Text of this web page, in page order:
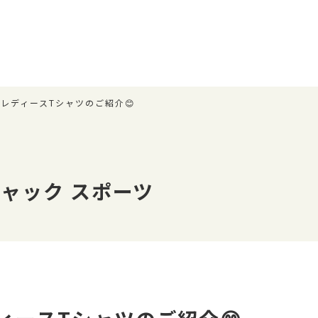
ディースTシャツのご紹介😊
ック スポーツ